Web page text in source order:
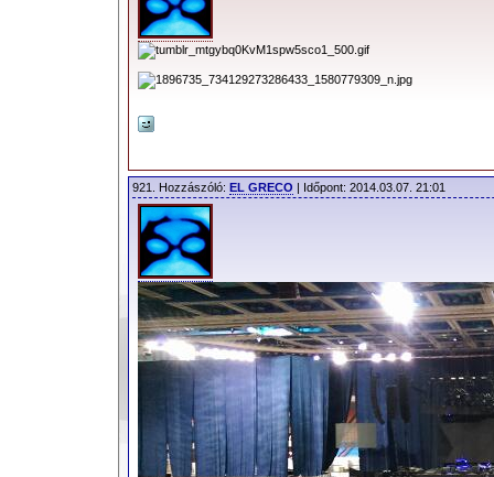
921. Hozzászóló: EL GRECO | Időpont: 2014.03.07. 21:01